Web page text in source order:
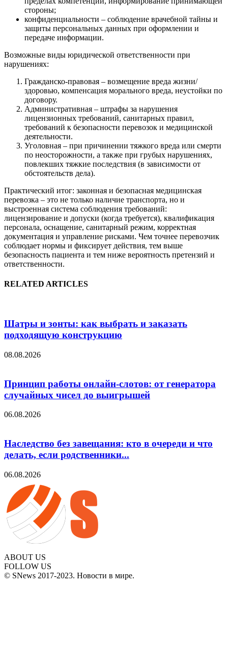
стороны;
конфиденциальности – соблюдение врачебной тайны и
защиты персональных данных при оформлении и
передаче информации.
Возможные виды юридической ответственности при
нарушениях:
Гражданско-правовая – возмещение вреда жизни/
здоровью, компенсация морального вреда, неустойки по
договору.
Административная – штрафы за нарушения
лицензионных требований, санитарных правил,
требований к безопасности перевозок и медицинской
деятельности.
Уголовная – при причинении тяжкого вреда или смерти
по неосторожности, а также при грубых нарушениях,
повлекших тяжкие последствия (в зависимости от
обстоятельств дела).
Практический итог: законная и безопасная медицинская
перевозка – это не только наличие транспорта, но и
выстроенная система соблюдения требований:
лицензирование и допуски (когда требуется), квалификация
персонала, оснащение, санитарный режим, корректная
документация и управление рисками. Чем точнее перевозчик
соблюдает нормы и фиксирует действия, тем выше
безопасность пациента и тем ниже вероятность претензий и
ответственности.
RELATED ARTICLES
Шатры и зонты: как выбрать и заказать
подходящую конструкцию
08.08.2026
Принцип работы онлайн-слотов: от генератора
случайных чисел до выигрышей
06.08.2026
Наследство без завещания: кто в очереди и что
делать, если родственники...
06.08.2026
ABOUT US
FOLLOW US
© SNews 2017-2023. Новости в мире.